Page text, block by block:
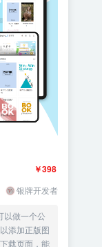
￥398
银牌开发者
以做一个公
添加正版图
载页面，能